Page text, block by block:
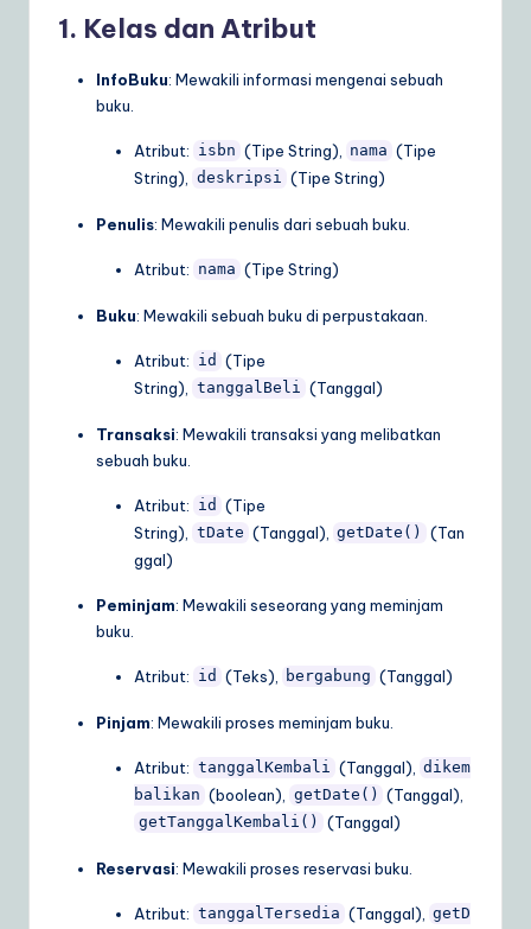
G1. Kelas dan Atribut
InfoBuku: Mewakili informasi mengenai sebuah
buku.
Atribut: isbn (Tipe String), nama (Tipe
String),
deskripsi (Tipe String)
Penulis: Mewakili penulis dari sebuah buku.
Atribut: nama (Tipe String)
Buku: Mewakili sebuah buku di perpustakaan.
Atribut: id (Tipe
String),
tanggalBeli (Tanggal)
Transaksi: Mewakili transaksi yang melibatkan
sebuah buku.
Atribut: id (Tipe
String),
tDate (Tanggal), getDate()
(Tan
ggal)
Peminjam: Mewakili seseorang yang meminjam
buku.
Atribut: id (Teks), bergabung (Tanggal)
Pinjam: Mewakili proses meminjam buku.
Atribut: tanggalKembali (Tanggal),
dikem
balikan (boolean), getDate() (Tanggal),
getTanggalKembali() (Tanggal)
Reservasi: Mewakili proses reservasi buku.
Atribut: tanggalTersedia (Tanggal),
getD